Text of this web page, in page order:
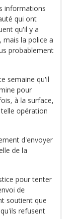
informations
qui ont
qu'il y a
mais la police a
probablement
semaine qu'il
pour
à la surface,
opération
d'envoyer
de la
pour tenter
de
soutient que
refusent